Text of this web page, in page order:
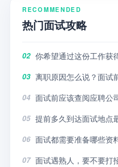
RECOMMENDED
热门面试攻略
02 你希望通过这份工作获
03 离职原因怎么说？面试
04 面试前应该查阅应聘公
05 提前多久到达面试地点
06 面试都需要准备哪些资
07 面试遇熟人，要不要打